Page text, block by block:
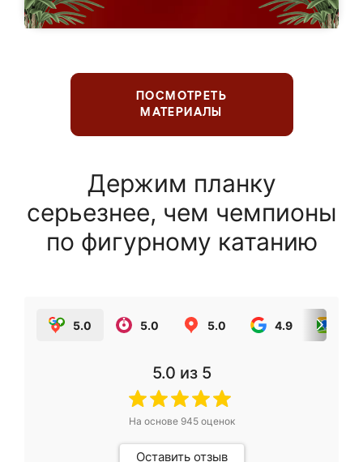
ПОСМОТРЕТЬ
МАТЕРИАЛЫ
Держим планку
серьезнее, чем чемпионы
по фигурному катанию
5.0 5.0 5.0 4.9
5.0 из 5
На основе 945оценок
Оставить отзыв